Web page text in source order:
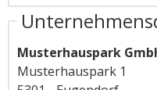
Musterhauspark
Musterhauspark 1